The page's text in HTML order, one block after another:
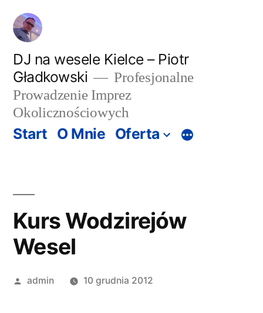
Przeskocz
treściDJ na wesele Kielce – Piotr
Gładkowski
Profesjonalne
Prowadzenie Imprez
Okolicznościowych
Start O Mnie Oferta Więcej
Kurs Wodzirejów
Wesel
Opublikowany
admin 10 grudnia 2012